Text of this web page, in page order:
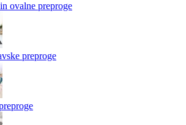
ovalne preproge
preproge